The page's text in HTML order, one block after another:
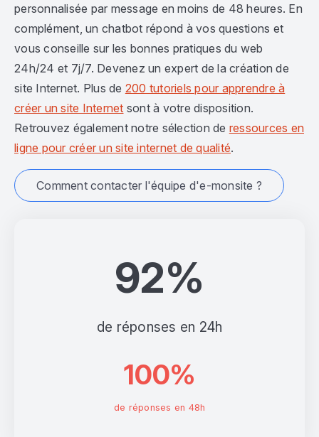
92%
de réponses en 24h
100%
de réponses en 48h
personnalisée par message en moins de 48 heures. En
complément, un chatbot répond à vos questions et
vous conseille sur les bonnes pratiques du web
24h/24 et 7j/7. Devenez un expert de la création de
site Internet. Plus de 200 tutoriels pour apprendre à
créer un site Internet sont à votre disposition.
Retrouvez également notre sélection de ressources en
ligne pour créer un site internet de qualité.
Comment contacter l'équipe d'e-monsite ?